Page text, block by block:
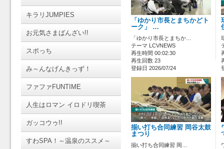
キラリJUMPIES
お元気さまばんざい!!
スポっち
み～んなげんきっず！
ファファFUNTIME
人生はロマン イロドリ喫茶
ガッコウゥ!!
すわSPA！～温泉のススメ～
「ゆかり市長とまちかどト
ーク」 …
「ゆかり市長とまちか…
テーマ LCVNEWS
再生時間 00:02:30
再生回数 23
登録日 2026/07/24
揃い打ち合同練習 岡谷太鼓
まつり
揃い打ち合同練習 岡…